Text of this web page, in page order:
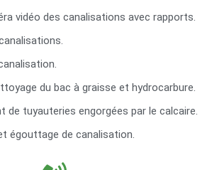
vidéo des canalisations avec rapports.
du bac à graisse et hydrocarbure.
de tuyauteries engorgées par le calcaire.
égouttage de canalisation.